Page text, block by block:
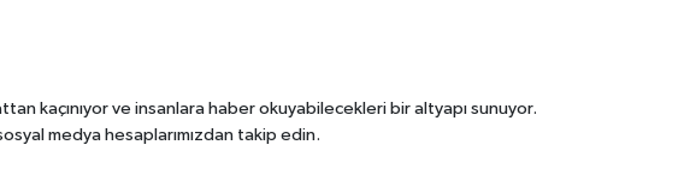
kaçınıyor ve insanlara haber okuyabilecekleri bir altyapı sunuyor.
medya hesaplarımızdan takip edin.